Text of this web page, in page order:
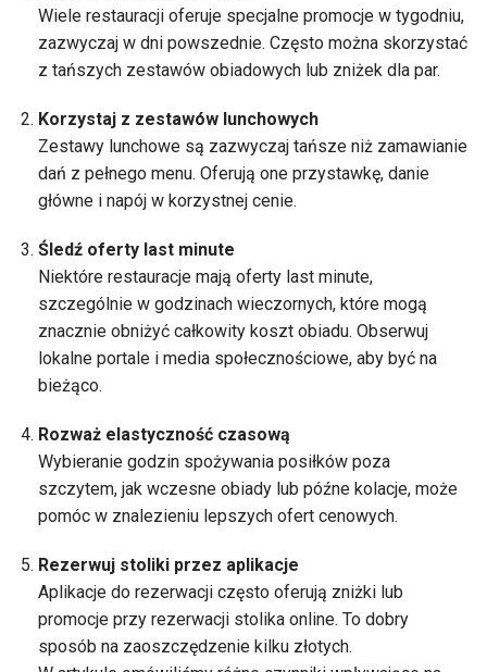
Wiele restauracji oferuje specjalne promocje w tygodniu,
zazwyczaj w dni powszednie. Często można skorzystać
z tańszych zestawów obiadowych lub zniżek dla par.
Korzystaj z zestawów lunchowych
Zestawy lunchowe są zazwyczaj tańsze niż zamawianie
dań z pełnego menu. Oferują one przystawkę, danie
główne i napój w korzystnej cenie.
Śledź oferty last minute
Niektóre restauracje mają oferty last minute,
szczególnie w godzinach wieczornych, które mogą
znacznie obniżyć całkowity koszt obiadu. Obserwuj
lokalne portale i media społecznościowe, aby być na
bieżąco.
Rozważ elastyczność czasową
Wybieranie godzin spożywania posiłków poza
szczytem, jak wczesne obiady lub późne kolacje, może
pomóc w znalezieniu lepszych ofert cenowych.
Rezerwuj stoliki przez aplikacje
Aplikacje do rezerwacji często oferują zniżki lub
promocje przy rezerwacji stolika online. To dobry
sposób na zaoszczędzenie kilku złotych.